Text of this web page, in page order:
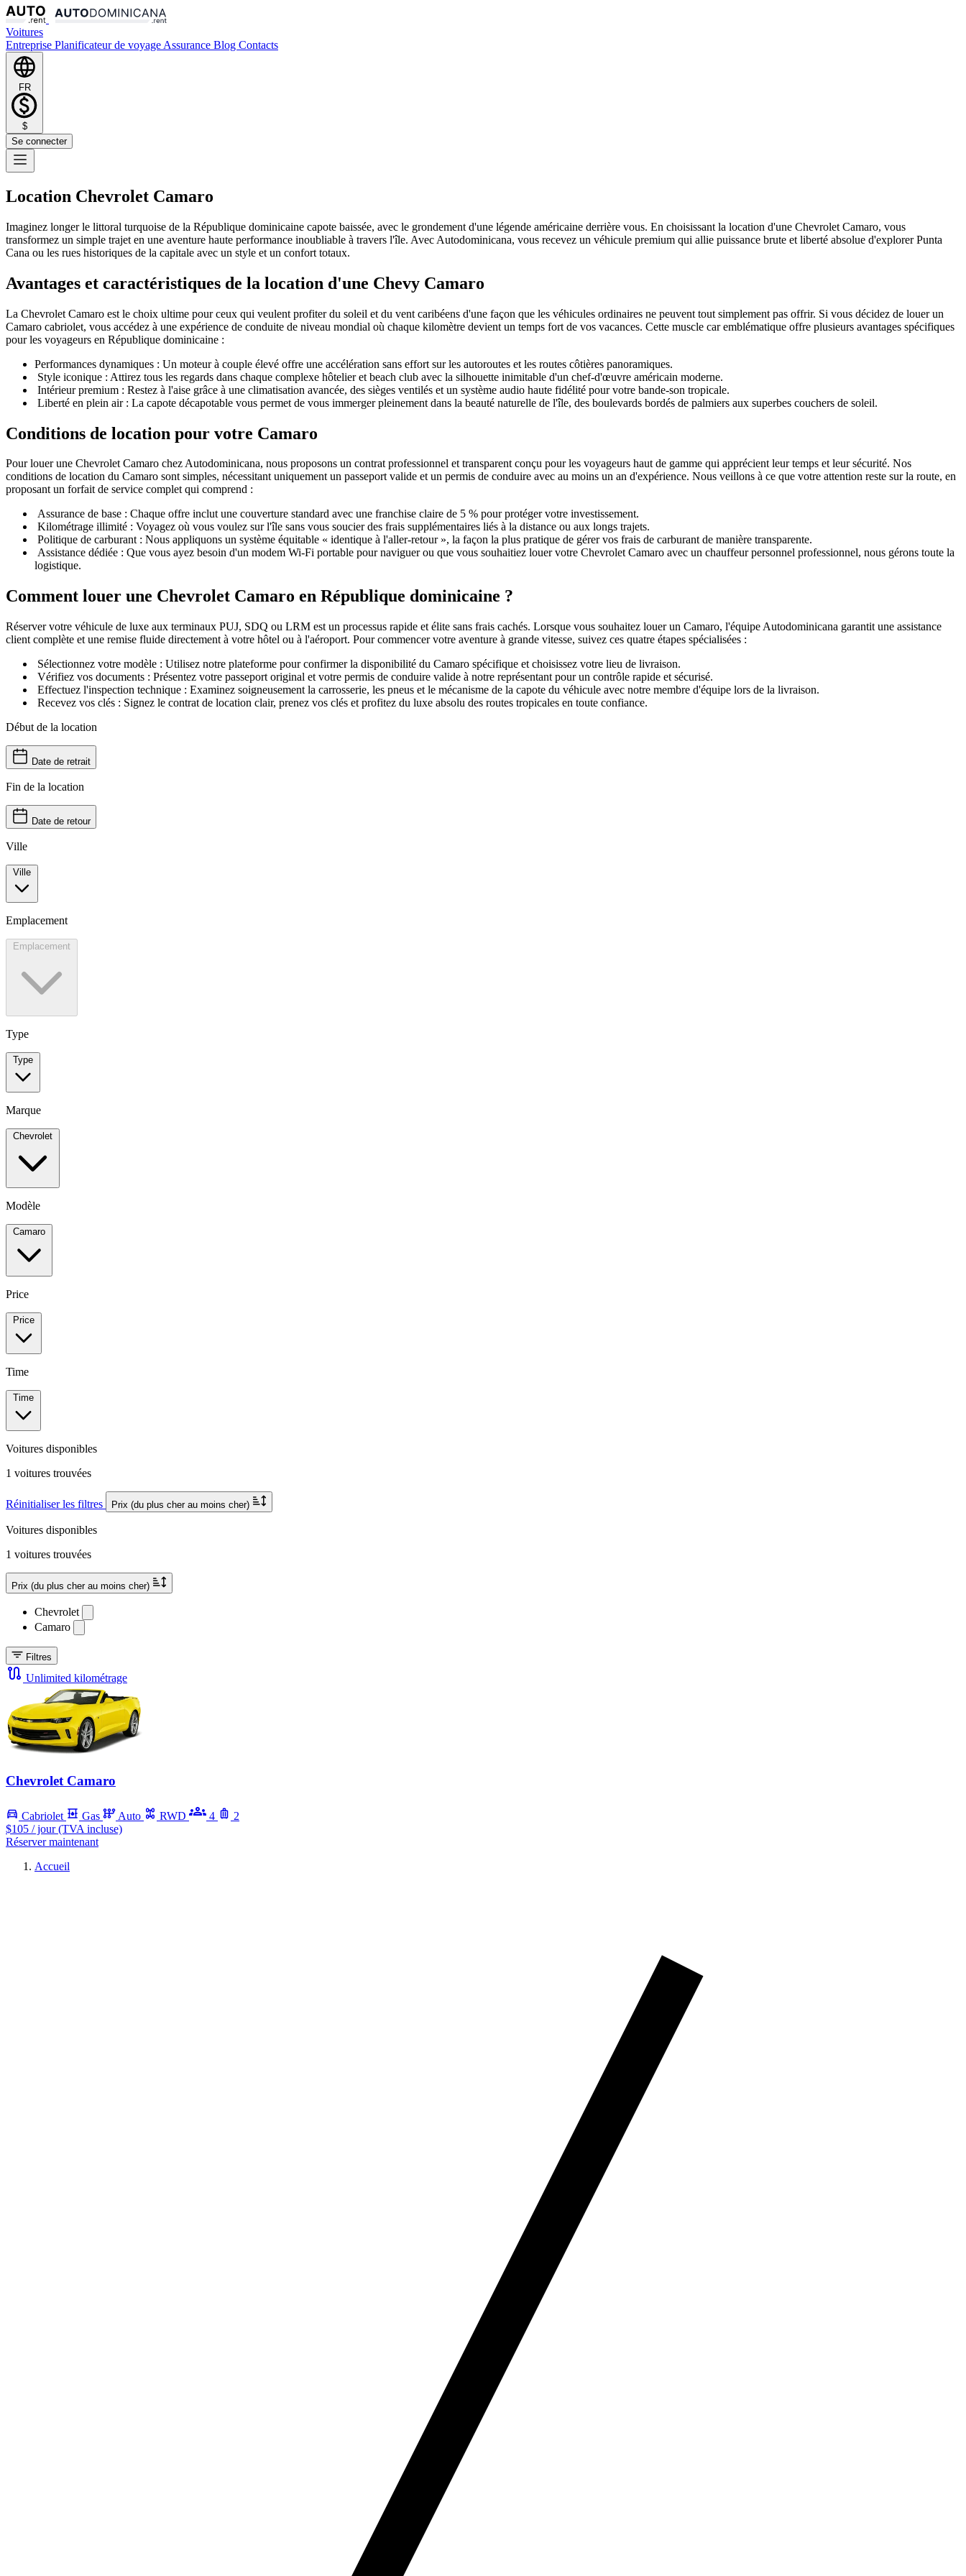
Voitures
Entreprise Planificateur de voyage Assurance Blog Contacts
FR
$
Se connecter
Location Chevrolet Camaro
Imaginez longer le littoral turquoise de la République dominicaine capote baissée, avec le grondement d'une légende américaine derrière vous. En choisissant la location d'une Chevrolet Camaro, vous
transformez un simple trajet en une aventure haute performance inoubliable à travers l'île. Avec Autodominicana, vous recevez un véhicule premium qui allie puissance brute et liberté absolue d'explorer Punta
Cana ou les rues historiques de la capitale avec un style et un confort totaux.
Avantages et caractéristiques de la location d'une Chevy Camaro
La Chevrolet Camaro est le choix ultime pour ceux qui veulent profiter du soleil et du vent caribéens d'une façon que les véhicules ordinaires ne peuvent tout simplement pas offrir. Si vous décidez de louer un
Camaro cabriolet, vous accédez à une expérience de conduite de niveau mondial où chaque kilomètre devient un temps fort de vos vacances. Cette muscle car emblématique offre plusieurs avantages spécifiques
pour les voyageurs en République dominicaine :
Performances dynamiques : Un moteur à couple élevé offre une accélération sans effort sur les autoroutes et les routes côtières panoramiques.
Style iconique : Attirez tous les regards dans chaque complexe hôtelier et beach club avec la silhouette inimitable d'un chef-d'œuvre américain moderne.
Intérieur premium : Restez à l'aise grâce à une climatisation avancée, des sièges ventilés et un système audio haute fidélité pour votre bande-son tropicale.
Liberté en plein air : La capote décapotable vous permet de vous immerger pleinement dans la beauté naturelle de l'île, des boulevards bordés de palmiers aux superbes couchers de soleil.
Conditions de location pour votre Camaro
Pour louer une Chevrolet Camaro chez Autodominicana, nous proposons un contrat professionnel et transparent conçu pour les voyageurs haut de gamme qui apprécient leur temps et leur sécurité. Nos
conditions de location du Camaro sont simples, nécessitant uniquement un passeport valide et un permis de conduire avec au moins un an d'expérience. Nous veillons à ce que votre attention reste sur la route, en
proposant un forfait de service complet qui comprend :
Assurance de base : Chaque offre inclut une couverture standard avec une franchise claire de 5 % pour protéger votre investissement.
Kilométrage illimité : Voyagez où vous voulez sur l'île sans vous soucier des frais supplémentaires liés à la distance ou aux longs trajets.
Politique de carburant : Nous appliquons un système équitable « identique à l'aller-retour », la façon la plus pratique de gérer vos frais de carburant de manière transparente.
Assistance dédiée : Que vous ayez besoin d'un modem Wi-Fi portable pour naviguer ou que vous souhaitiez louer votre Chevrolet Camaro avec un chauffeur personnel professionnel, nous gérons toute la
logistique.
Comment louer une Chevrolet Camaro en République dominicaine ?
Réserver votre véhicule de luxe aux terminaux PUJ, SDQ ou LRM est un processus rapide et élite sans frais cachés. Lorsque vous souhaitez louer un Camaro, l'équipe Autodominicana garantit une assistance
client complète et une remise fluide directement à votre hôtel ou à l'aéroport. Pour commencer votre aventure à grande vitesse, suivez ces quatre étapes spécialisées :
Sélectionnez votre modèle : Utilisez notre plateforme pour confirmer la disponibilité du Camaro spécifique et choisissez votre lieu de livraison.
Vérifiez vos documents : Présentez votre passeport original et votre permis de conduire valide à notre représentant pour un contrôle rapide et sécurisé.
Effectuez l'inspection technique : Examinez soigneusement la carrosserie, les pneus et le mécanisme de la capote du véhicule avec notre membre d'équipe lors de la livraison.
Recevez vos clés : Signez le contrat de location clair, prenez vos clés et profitez du luxe absolu des routes tropicales en toute confiance.
Début de la location
Date de retrait
Fin de la location
Date de retour
Ville
Ville
Emplacement
Emplacement
Type
Type
Marque
Chevrolet
Modèle
Camaro
Price
Price
Time
Time
Voitures disponibles
1 voitures trouvées
Réinitialiser les filtres Prix (du plus cher au moins cher)
Voitures disponibles
1 voitures trouvées
Prix (du plus cher au moins cher)
Chevrolet
Camaro
Filtres
Unlimited kilométrage
Chevrolet Camaro
Cabriolet Gas Auto RWD 4
2
$105 / jour (TVA incluse)
Réserver maintenant
Accueil